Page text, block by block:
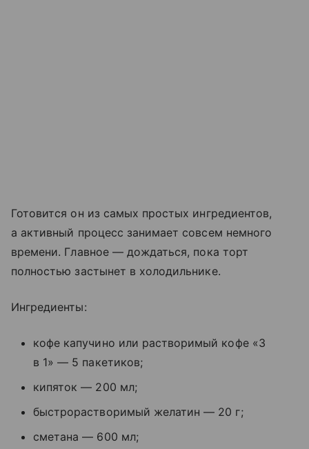
Готовится он из самых простых ингредиентов,
а активный процесс занимает совсем немного
времени. Главное — дождаться, пока торт
полностью застынет в холодильнике.
Ингредиенты:
кофе капучино или растворимый кофе «3
в 1» — 5 пакетиков;
кипяток — 200 мл;
быстрорастворимый желатин — 20 г;
сметана — 600 мл;